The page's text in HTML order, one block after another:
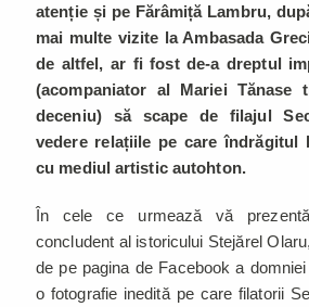
atenție și pe Fărâmiță Lambru,
mai multe vizite la Ambasada
de altfel, ar fi fost de-a dreptul
(acompaniator al Mariei
deceniu) să scape de filajul
vedere relațiile pe care îndrăgitul
cu mediul artistic autohton.
În cele ce urmează vă
concludent al istoricului Stejărel
de pe pagina de Facebook a
o fotografie inedită pe care filatorii